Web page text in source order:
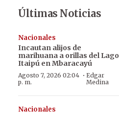
Últimas Noticias
Nacionales
Incautan alijos de
marihuana a orillas del Lago
Itaipú en Mbaracayú
Agosto 7, 2026 02:04
p. m.
· Edgar
Medina
Nacionales